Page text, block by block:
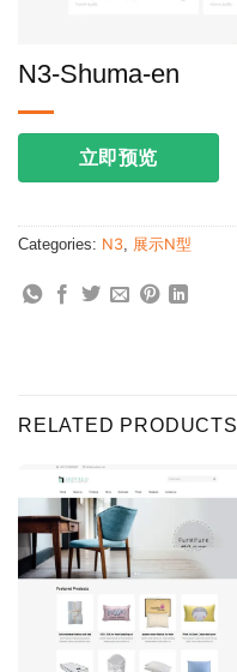
N3-Shuma-en
立即预览
Categories: N3, 展示N型
RELATED PRODUCTS